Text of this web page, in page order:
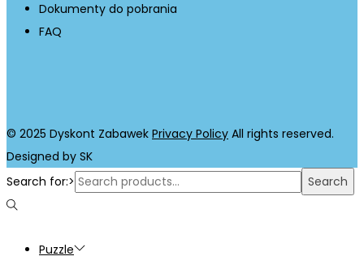
Dokumenty do pobrania
FAQ
© 2025 Dyskont Zabawek Privacy Policy All rights reserved.
Designed by SK
Search for:>
Search
Puzzle